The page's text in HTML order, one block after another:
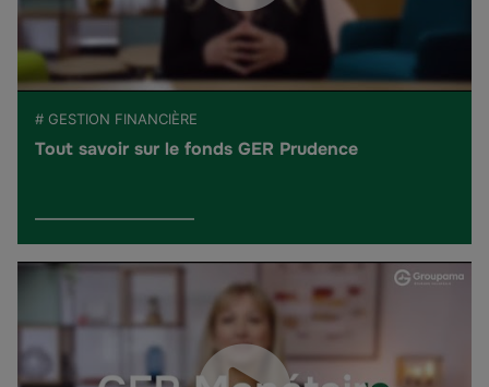
# GESTION FINANCIÈRE
Tout savoir sur le fonds GER Prudence